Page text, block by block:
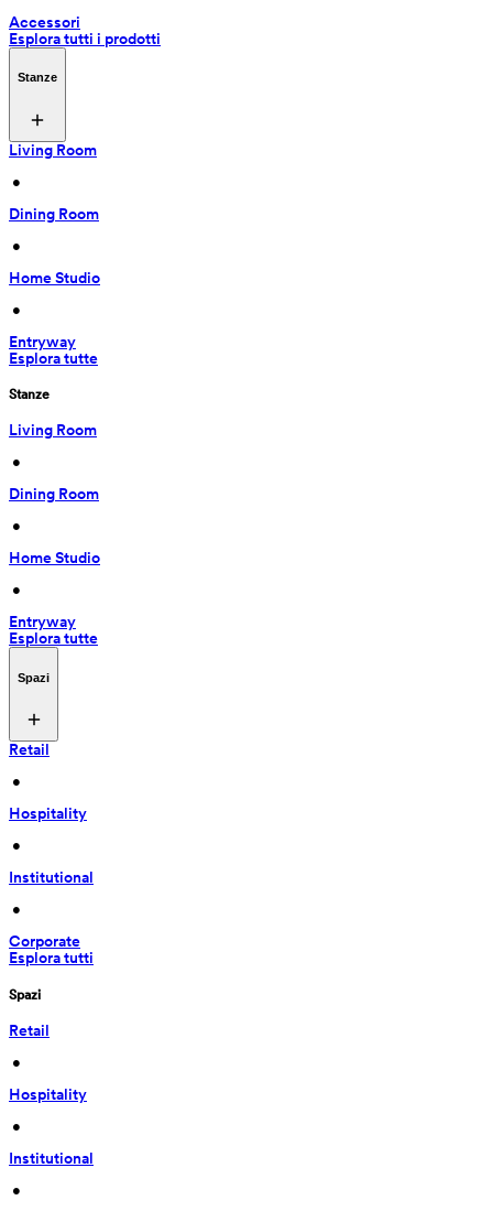
Accessori
Esplora tutti i prodotti
Stanze
Living Room
•
Dining Room
•
Home Studio
•
Entryway
Esplora tutte
Stanze
Living Room
•
Dining Room
•
Home Studio
•
Entryway
Esplora tutte
Spazi
Retail
•
Hospitality
•
Institutional
•
Corporate
Esplora tutti
Spazi
Retail
•
Hospitality
•
Institutional
•